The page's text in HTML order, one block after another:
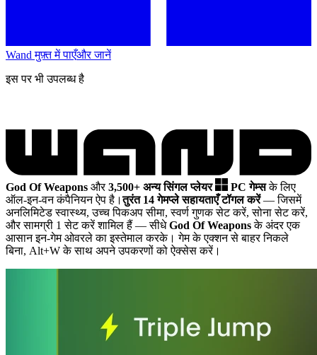
Wand मुफ़्त में पाएँऔर जानें
इस पर भी उपलब्ध है
God Of Weapons और3,500+ अन्य सिंगल प्लेयर PC गेम्सके लिए
ऑल-इन-वन कंपैनियन ऐप है।तुरंत 14 गेमप्ले सहायताएँ टॉगल करें— जिसमें
अनलिमिटेड स्वास्थ्य, उच्च पिकअप सीमा, स्वर्ण गुणक सेट करें, सोना सेट करें,
और सामग्री 1 सेट करें शामिल हैं — सीधेGod Of Weaponsके अंदर एक
आसान इन-गेम ओवरले का इस्तेमाल करके। गेम के एक्शन से बाहर निकले
बिना, Alt+W के साथ अपने उपकरणों को ऐक्सेस करें।